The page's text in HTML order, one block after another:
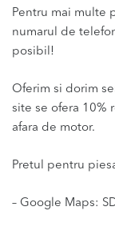
Pentru mai multe
numarul de
posibil!
Oferim si dorim
site se ofera 10%
afara de motor.
Pretul pentru
– Google Maps: